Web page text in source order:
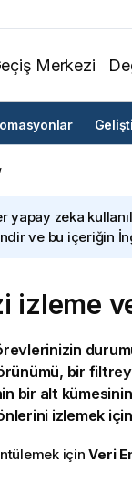
Merkezi
yapay zeka
ve bu içeriğin
bir
bir alt
izlemek
içinVeri